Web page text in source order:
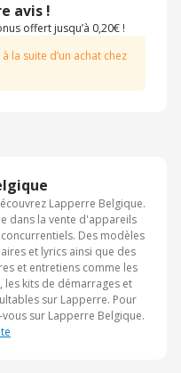
Lapperre Belgique.
dans la vente d'appareils
Des modèles
et lyrics ainsi que des
et entretiens comme les
les kits de démarrages et
sur Lapperre. Pour
sur Lapperre Belgique.
avis !
offert jusqu’à 0,20€ !
la suite d’un achat chez